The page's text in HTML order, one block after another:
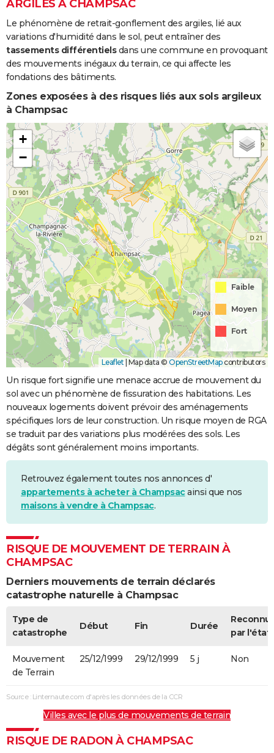
ARGILES À CHAMPSAC
Le phénomène de retrait-gonflement des argiles, lié aux
variations d'humidité dans le sol, peut entraîner des
tassements différentielsdans une commune en provoquant
des mouvements inégaux du terrain, ce qui affecte les
fondations des bâtiments.
Zones exposées à des risques liés aux sols argileux
à Champsac
+
−
Faible
Moyen
Fort
Leaflet | Map data © OpenStreetMapcontributors
Un risque fort signifie une menace accrue de mouvement du
sol avec un phénomène de fissuration des habitations. Les
nouveaux logements doivent prévoir des aménagements
spécifiques lors de leur construction. Un risque moyen de RGA
se traduit par des variations plus modérées des sols. Les
dégâts sont généralement moins importants.
Retrouvez également toutes nos annonces d'
appartements à acheter à Champsacainsi que nos
maisons à vendre à Champsac.
RISQUE DE MOUVEMENT DE TERRAIN À
CHAMPSAC
Derniers mouvements de terrain déclarés
catastrophe naturelle à Champsac
Type de
catastrophe
Début Fin Durée
par l'état
Mouvement
de Terrain
25/12/1999 29/12/1999 5 j Non
Source : Linternaute.com d'après les données de la CCR
Villes avec le plus de mouvements de terrain
RISQUE DE RADON À CHAMPSAC